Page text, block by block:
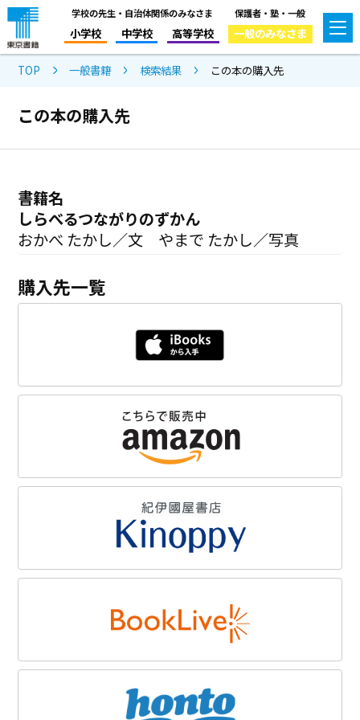
学校の先生・自治体関係のみなさま
小学校 中学校 高等学校
保護者・塾・一般
一般のみなさま
TOP 一般書籍 検索結果 この本の購入先
この本の購入先
書籍名
しらべるつながりのずかん
おかべ たかし／文 やまで たかし／写真
購入先一覧